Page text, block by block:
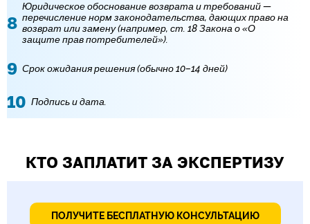
Юридическое обоснование возврата и требований —
перечисление норм законодательства, дающих право на
возврат или замену (например, ст. 18 Закона о «О
защите прав потребителей»).
Срок ожидания решения (обычно 10–14 дней)
Подпись и дата.
КТО ЗАПЛАТИТ ЗА ЭКСПЕРТИЗУ
ПОЛУЧИТЕ БЕСПЛАТНУЮ КОНСУЛЬТАЦИЮ